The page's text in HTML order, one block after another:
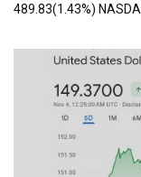
489.83(1.43%)